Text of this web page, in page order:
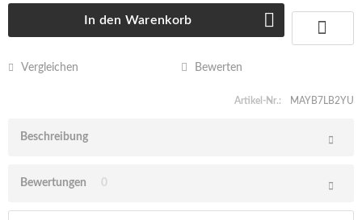
In den Warenkorb
Vergleichen Bewerten
Artikel-Nr.: MAYB7LB2YU
Beschreibung
Bewertungen 0